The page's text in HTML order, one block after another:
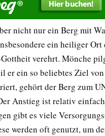
nicht nur ein Berg mit
ein heiliger
verehrt. Mönche
er ein so beliebtes Ziel
gehört der Berg zum
Anstieg ist relativ
gibt es viele
werden oft genutzt, um